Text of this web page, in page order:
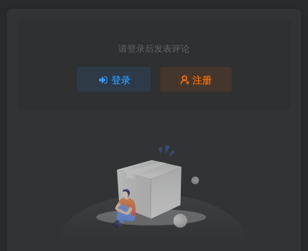
请登录后发表评论
登录 注册